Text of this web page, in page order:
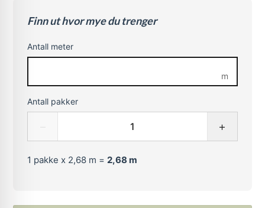
Finn ut hvor mye du trenger
Antall meter
m
Antall pakker
+
1 pakke x 2,68 m =2,68 m